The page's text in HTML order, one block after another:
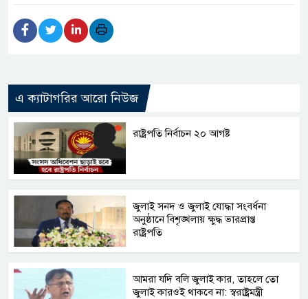
এ ক্যাটাগরির আরো নিউজ
রাষ্ট্রপতি নির্বাচন ২০ আগষ্ট
জুলাই সনদ ও জুলাই যোদ্ধা সংবর্ধনা
অনুষ্ঠানে বিশৃঙ্খলায় ক্ষুদ্ধ ভারপ্রাপ্ত
রাষ্ট্রপতি
আমরা যদি বলি জুলাই কার, তাহলে তো
জুলাই কারওই থাকবে না: স্বরাষ্ট্রমন্ত্রী